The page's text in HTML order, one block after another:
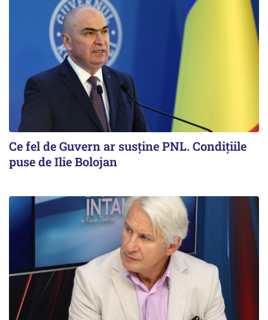
Ce fel de Guvern ar susține PNL. Condițiile
puse de Ilie Bolojan